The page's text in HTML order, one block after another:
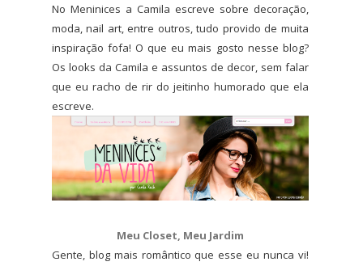
No Meninices a Camila escreve sobre decoração,
moda, nail art, entre outros, tudo provido de muita
inspiração fofa! O que eu mais gosto nesse blog?
Os looks da Camila e assuntos de decor, sem falar
que eu racho de rir do jeitinho humorado que ela
escreve.
Meu Closet, Meu Jardim
Gente, blog mais romântico que esse eu nunca vi!